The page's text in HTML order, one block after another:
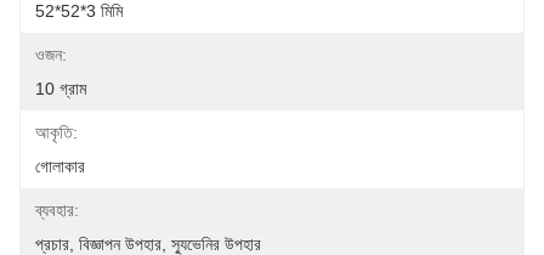
52*52*3 মিমি
ওজন:
10 গ্রাম
আকৃতি:
গোলাকার
ব্যবহার:
প্রচার, বিজ্ঞাপন উপহার, স্যুভেনির উপহার